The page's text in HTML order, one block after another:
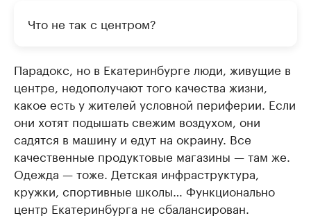
Что не так с центром?
Парадокс, но в Екатеринбурге люди, живущие в
центре, недополучают того качества жизни,
какое есть у жителей условной периферии. Если
они хотят подышать свежим воздухом, они
садятся в машину и едут на окраину. Все
качественные продуктовые магазины — там же.
Одежда — тоже. Детская инфраструктура,
кружки, спортивные школы… Функционально
центр Екатеринбурга не сбалансирован.